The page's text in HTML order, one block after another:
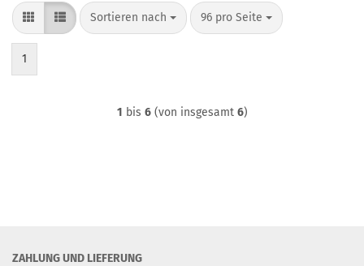
Sortieren nach
Sortieren nach 96 pro Seite
pro Seite
1
1 bis 6(von insgesamt 6)
ZAHLUNG UND LIEFERUNG